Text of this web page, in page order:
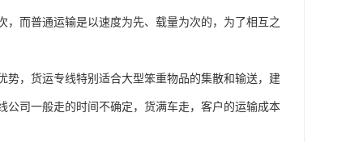
而普通运输是以速度为先、载量为次的，为了相互之
，货运专线特别适合大型笨重物品的集散和输送，建
司一般走的时间不确定，货满车走，客户的运输成本